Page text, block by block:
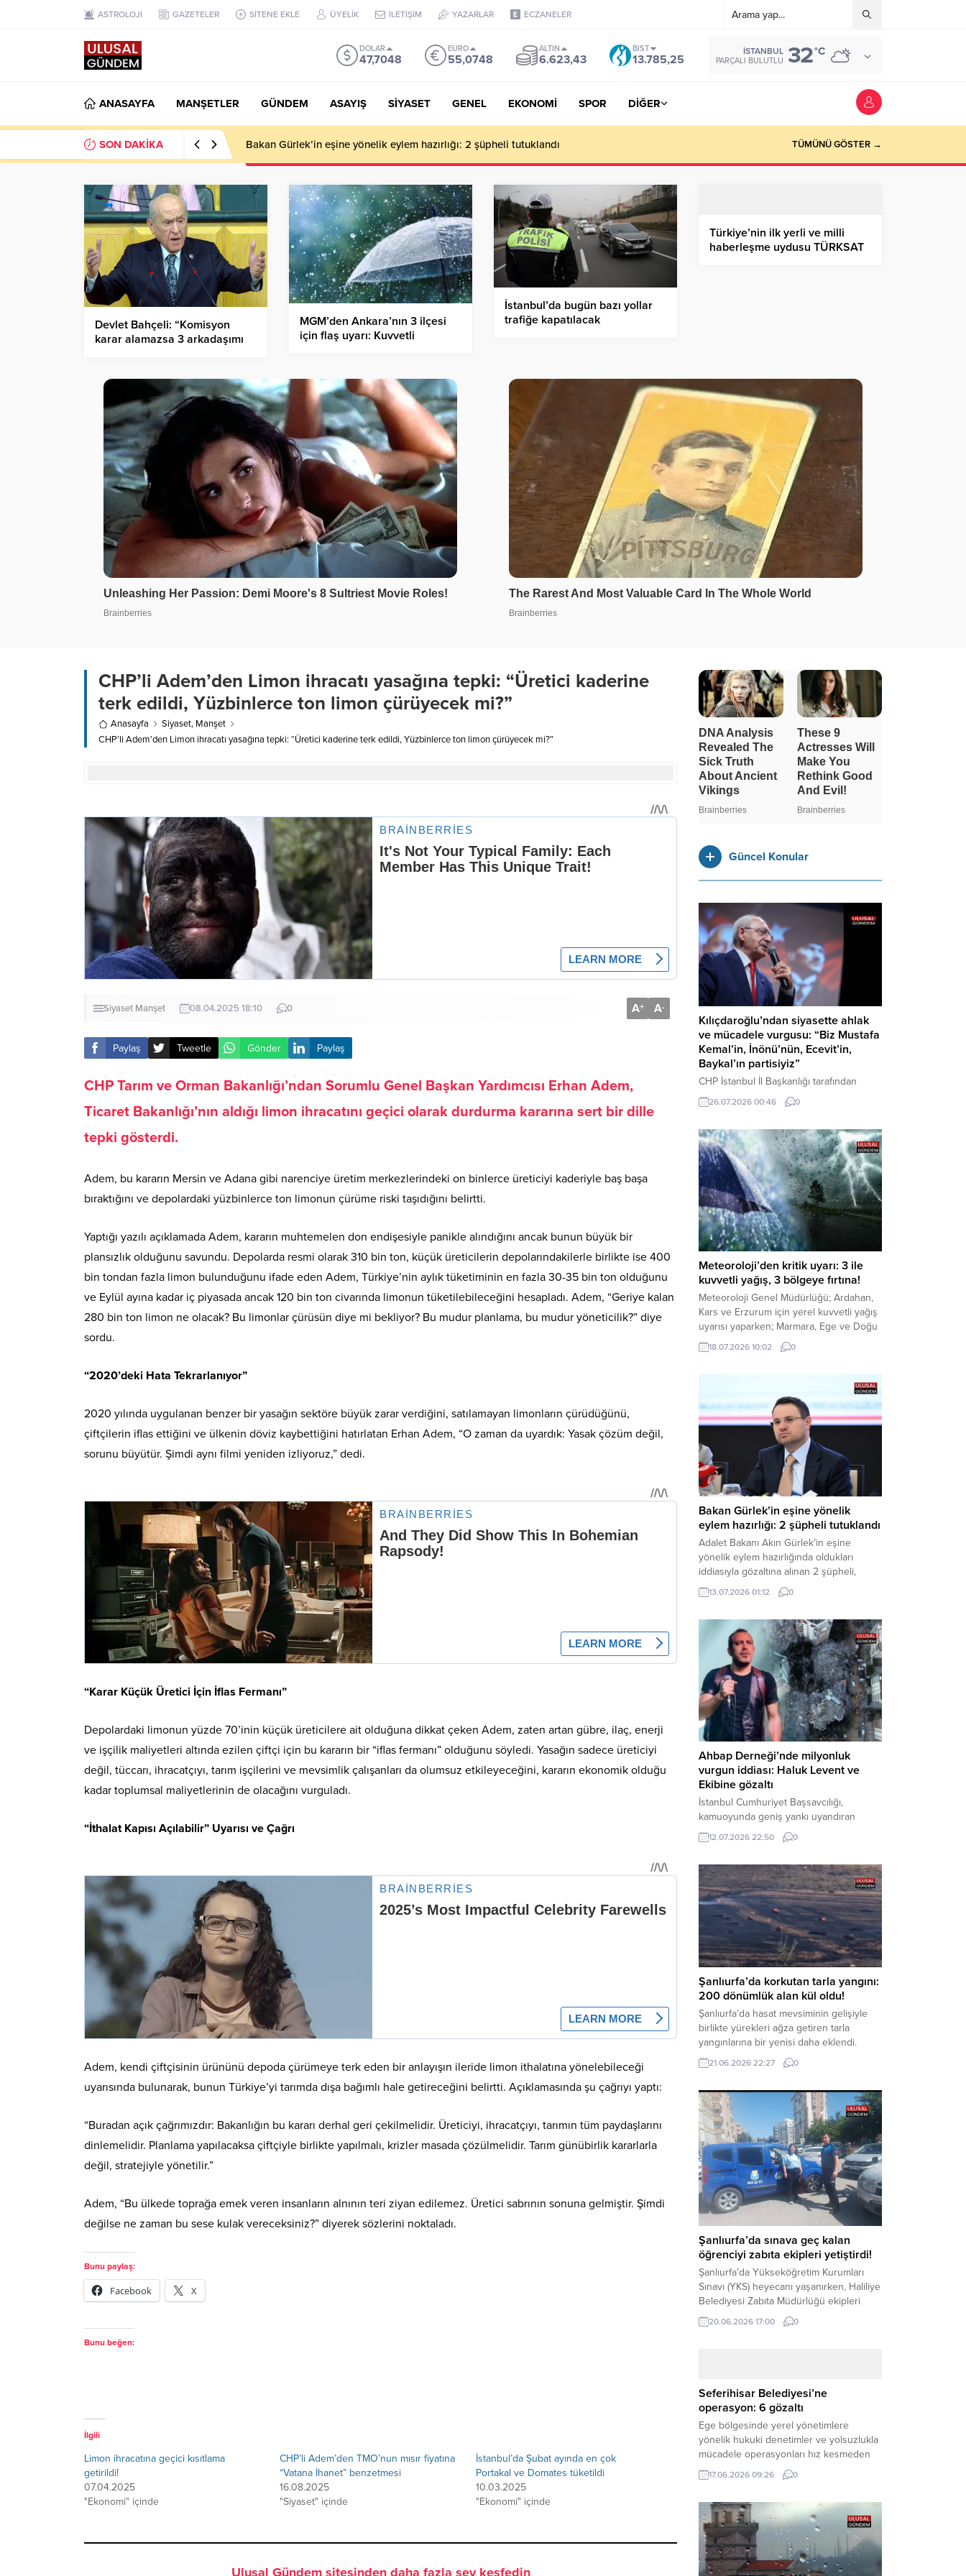
ASTROLOJİ GAZETELER SİTENE EKLE ÜYELİK İLETİŞİM YAZARLAR ECZANELER
DOLAR
47,7048
EURO
55,0748
ALTIN
6.623,43
BIST
13.785,25
İSTANBUL
PARÇALI BULUTLU 32°C
ANASAYFA MANŞETLER GÜNDEM ASAYIŞ SİYASET GENEL EKONOMİ SPOR DİĞER
SON DAKİKA Ahbap Derneği’nde milyonluk vurgun iddiası: Haluk Levent ve Ekibine gözaltı TÜMÜNÜ GÖSTER →
Devlet Bahçeli: “Komisyon
karar alamazsa 3 arkadaşımı
MGM’den Ankara’nın 3 ilçesi
için flaş uyarı: Kuvvetli
İstanbul’da bugün bazı yollar
trafiğe kapatılacak
Türkiye’nin ilk yerli ve milli
haberleşme uydusu TÜRKSAT
CHP’li Adem’den Limon ihracatı yasağına tepki: “Üretici kaderine
terk edildi, Yüzbinlerce ton limon çürüyecek mi?”
Anasayfa Siyaset, Manşet
CHP’li Adem’den Limon ihracatı yasağına tepki: “Üretici kaderine terk edildi, Yüzbinlerce ton limon çürüyecek mi?”
Siyaset Manşet 08.04.2025 18:10 0 A+ A-
Paylaş Tweetle Gönder Paylaş
CHP Tarım ve Orman Bakanlığı’ndan Sorumlu Genel Başkan Yardımcısı Erhan Adem,
Ticaret Bakanlığı’nın aldığı limon ihracatını geçici olarak durdurma kararına sert bir dille
tepki gösterdi.
Adem, bu kararın Mersin ve Adana gibi narenciye üretim merkezlerindeki on binlerce üreticiyi kaderiyle baş başa
bıraktığını ve depolardaki yüzbinlerce ton limonun çürüme riski taşıdığını belirtti.
Yaptığı yazılı açıklamada Adem, kararın muhtemelen don endişesiyle panikle alındığını ancak bunun büyük bir
plansızlık olduğunu savundu. Depolarda resmi olarak 310 bin ton, küçük üreticilerin depolarındakilerle birlikte ise 400
bin tondan fazla limon bulunduğunu ifade eden Adem, Türkiye’nin aylık tüketiminin en fazla 30-35 bin ton olduğunu
ve Eylül ayına kadar iç piyasada ancak 120 bin ton civarında limonun tüketilebileceğini hesapladı. Adem, “Geriye kalan
280 bin ton limon ne olacak? Bu limonlar çürüsün diye mi bekliyor? Bu mudur planlama, bu mudur yöneticilik?” diye
sordu.
“2020’deki Hata Tekrarlanıyor”
2020 yılında uygulanan benzer bir yasağın sektöre büyük zarar verdiğini, satılamayan limonların çürüdüğünü,
çiftçilerin iflas ettiğini ve ülkenin döviz kaybettiğini hatırlatan Erhan Adem, “O zaman da uyardık: Yasak çözüm değil,
sorunu büyütür. Şimdi aynı filmi yeniden izliyoruz,” dedi.
“Karar Küçük Üretici İçin İflas Fermanı”
Depolardaki limonun yüzde 70’inin küçük üreticilere ait olduğuna dikkat çeken Adem, zaten artan gübre, ilaç, enerji
ve işçilik maliyetleri altında ezilen çiftçi için bu kararın bir “iflas fermanı” olduğunu söyledi. Yasağın sadece üreticiyi
değil, tüccarı, ihracatçıyı, tarım işçilerini ve mevsimlik çalışanları da olumsuz etkileyeceğini, kararın ekonomik olduğu
kadar toplumsal maliyetlerinin de olacağını vurguladı.
“İthalat Kapısı Açılabilir” Uyarısı ve Çağrı
Adem, kendi çiftçisinin ürününü depoda çürümeye terk eden bir anlayışın ileride limon ithalatına yönelebileceği
uyarısında bulunarak, bunun Türkiye’yi tarımda dışa bağımlı hale getireceğini belirtti. Açıklamasında şu çağrıyı yaptı:
“Buradan açık çağrımızdır: Bakanlığın bu kararı derhal geri çekilmelidir. Üreticiyi, ihracatçıyı, tarımın tüm paydaşlarını
dinlemelidir. Planlama yapılacaksa çiftçiyle birlikte yapılmalı, krizler masada çözülmelidir. Tarım günübirlik kararlarla
değil, stratejiyle yönetilir.”
Adem, “Bu ülkede toprağa emek veren insanların alnının teri ziyan edilemez. Üretici sabrının sonuna gelmiştir. Şimdi
değilse ne zaman bu sese kulak vereceksiniz?” diyerek sözlerini noktaladı.
Bunu paylaş:
Facebook X
Bunu beğen:
İlgili
Limon ihracatına geçici kısıtlama
getirildi!
07.04.2025
"Ekonomi" içinde
CHP’li Adem’den TMO’nun mısır fiyatına
“Vatana İhanet” benzetmesi
16.08.2025
"Siyaset" içinde
İstanbul’da Şubat ayında en çok
Portakal ve Domates tüketildi
10.03.2025
"Ekonomi" içinde
Ulusal Gündem sitesinden daha fazla şey keşfedin
Güncel Konular
Kılıçdaroğlu’ndan siyasette ahlak
ve mücadele vurgusu: “Biz Mustafa
Kemal’in, İnönü’nün, Ecevit’in,
Baykal’ın partisiyiz”
CHP İstanbul İl Başkanlığı tarafından
düzenlenen Üye Katılım Töreni’nde
konuşan Kemal Kılıçdaroğlu; partinin
beşli çetelerle mücadeleden Aile
Destekleri Sigortası’na kadar birçok kritik
konuda sert ve net mesajlar verdi. Haber
Merkezi – CHP Genel Başkanı Kemal
Kılıçdaroğlu, Rauf Denktaş Kültür
Merkezi’nde gerçekleştirilen ve yeni
üyelere rozetlerinin takıldığı...
26.07.2026 00:46 0
Meteoroloji’den kritik uyarı: 3 ile
kuvvetli yağış, 3 bölgeye fırtına!
Meteoroloji Genel Müdürlüğü; Ardahan,
Kars ve Erzurum için yerel kuvvetli yağış
uyarısı yaparken; Marmara, Ege ve Doğu
Anadolu’nun belirli kesimlerinde ise
saatte 60 kilometre hıza ulaşabilecek
tedbirli olmaya çağırdı. Haber Merkezi –
Çevre, Şehircilik ve İklim Değişikliği
Bakanlığı Meteoroloji Genel Müdürlüğü,
ülke genelini kapsayan son hava...
18.07.2026 10:02 0
Bakan Gürlek’in eşine yönelik
eylem hazırlığı: 2 şüpheli tutuklandı
Adalet Bakanı Akın Gürlek’in eşine
yönelik eylem hazırlığında oldukları
iddiasıyla gözaltına alınan 2 şüpheli,
çıkarıldıkları mahkemece tutuklanarak
cezaevine gönderildi. Haber Merkezi –
tarafından yürütülen geniş kapsamlı
soruşturma çerçevesinde gözaltına
alınan şüphelilerin emniyetteki işlemleri
tamamlandı. Güvenlik birimlerindeki
sorgularının ardından yoğun güvenlik
önlemleri altında adliyeye sevk edilen
U.Y. ve...
13.07.2026 01:12 0
Ahbap Derneği’nde milyonluk
vurgun iddiası: Haluk Levent ve
Ekibine gözaltı
İstanbul Cumhuriyet Başsavcılığı,
kamuoyunda geniş yankı uyandıran
Ahbap Derneği’ne yönelik kapsamlı bir
soruşturma başlattığını ve Dernek
şüphelilerin gözaltına alındığını açıkladı.
Yürütülen tahkikatın “Dernekler
Kanunu’na muhalefet”, “suçtan
kaynaklanan mal varlığı değerlerini
aklama” ve “örgüt” suçlamaları
kapsamında derinleştirildiği bildirildi.
Haber Merkezi – Soruşturmanın
odağında, özellikle 6 Şubat...
12.07.2026 22:50 0
Şanlıurfa’da korkutan tarla yangını:
200 dönümlük alan kül oldu!
Şanlıurfa’da hasat mevsiminin gelişiyle
birlikte yürekleri ağza getiren tarla
yangınlarına bir yenisi daha eklendi.
Hilvan ilçesinde çıkan yangında, 50
dönümü biçilmemiş buğday olmak üzere
teslim olarak küle döndü. Haber Merkezi
– Yangın, Şanlıurfa’nın Hilvan ilçesine
bağlı Agilmuz köyünde meydana geldi.
Edinilen bilgilere göre, henüz
belirlenemeyen...
21.06.2026 22:27 0
Şanlıurfa’da sınava geç kalan
öğrenciyi zabıta ekipleri yetiştirdi!
Şanlıurfa’da Yükseköğretim Kurumları
Sınavı (YKS) heyecanı yaşanırken, Haliliye
Belediyesi Zabıta Müdürlüğü ekipleri
geleceğini belirleyecek sınava geç kalma
tehlikesiyle karşı karşıya kalan bir
yolunu tutan binlerce aday arasında,
sınav yerine zamanında ulaşamayan bir
öğrenci büyük bir panik yaşadı....
20.06.2026 17:00 0
Seferihisar Belediyesi’ne
operasyon: 6 gözaltı
Ege bölgesinde yerel yönetimlere
yönelik hukuki denetimler ve yolsuzlukla
mücadele operasyonları hız kesmeden
devam ediyor. İzmir’in turistik ilçelerinden
Seferihisar Belediyesi, sabah saatlerinde
operasyonuyla sarsıldı. Haber Merkezi –
İzmir Cumhuriyet Başsavcılığı
koordinesinde yürütülen geniş kapsamlı
yolsuzluk ve mali suçlar soruşturması
kapsamında düğmeye basıldı. Edinilen ilk
17.06.2026 09:26 0